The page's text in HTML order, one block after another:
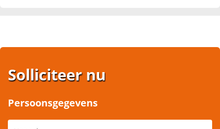
Solliciteer nu
Persoonsgegevens